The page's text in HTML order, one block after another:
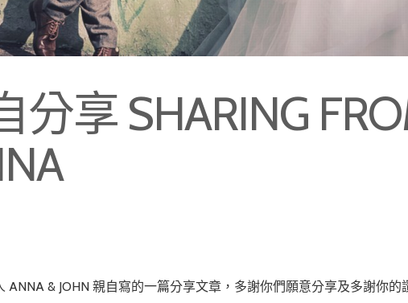
享 SHARING
ANNA & JOHN 親自寫的一篇分享文章，多謝你們願意分享及多謝你